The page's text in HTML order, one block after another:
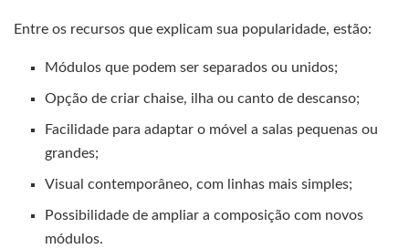
Entre os recursos que explicam sua popularidade, estão:
Módulos que podem ser separados ou unidos;
Opção de criar chaise, ilha ou canto de descanso;
Facilidade para adaptar o móvel a salas pequenas ou
grandes;
Visual contemporâneo, com linhas mais simples;
Possibilidade de ampliar a composição com novos
módulos.